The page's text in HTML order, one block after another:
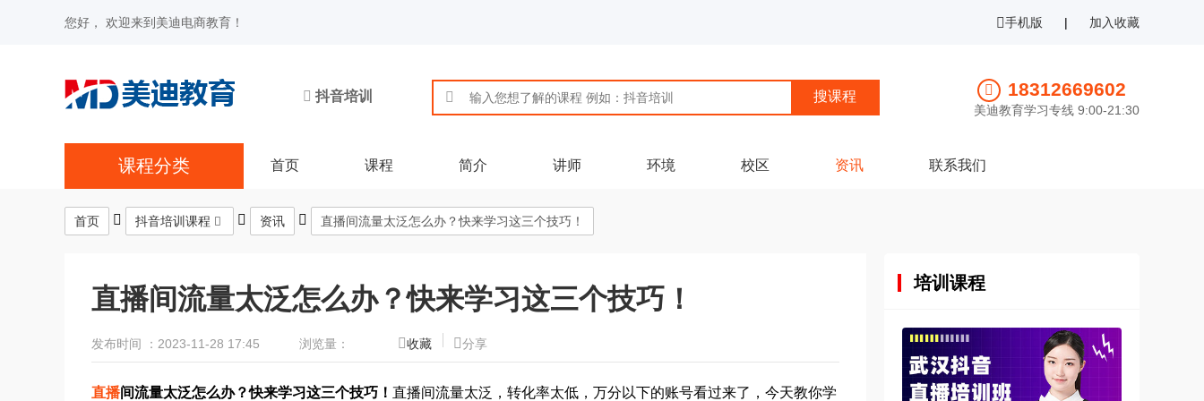
您好， 欢迎来到美迪电商教育！ 手机版 | 加入收藏
抖音培训 18312669602
美迪教育学习专线 9:00-21:30
课程分类 首页 课程 简介 讲师 环境 校区 资讯 联系我们
首页 抖音培训课程 资讯 直播间流量太泛怎么办？快来学习这三个技巧！
直播间流量太泛怎么办？快来学习这三个技巧！
发布时间 ：2023-11-28 17:45 浏览量： 收藏 分享
直播间流量太泛怎么办？快来学习这三个技巧！ 直播间流量太泛，转化率太低，万分以下的账号看过来了，今天教你学
培训课程